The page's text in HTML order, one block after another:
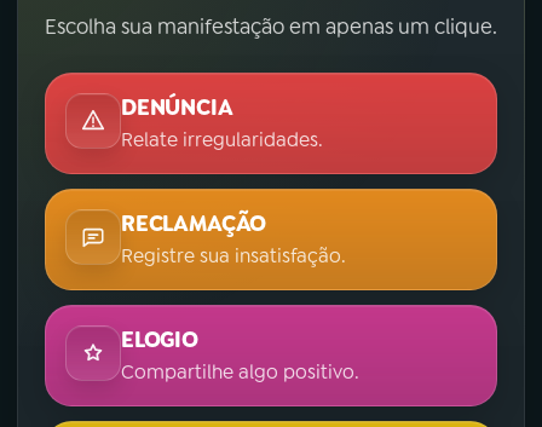
Escolha sua manifestação em apenas um clique.
DENÚNCIA
Relate irregularidades.
RECLAMAÇÃO
Registre sua insatisfação.
ELOGIO
Compartilhe algo positivo.